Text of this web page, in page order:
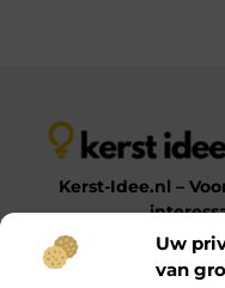
Uw
van
Kerst-Idee.nl –